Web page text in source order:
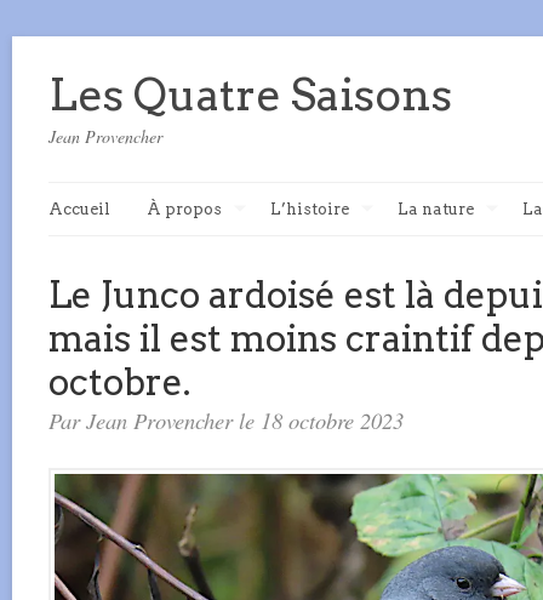
Les Quatre Saisons
Jean Provencher
Accueil À propos L’histoire La nature
Le Junco ardoisé est là
mais il est moins craintif
octobre.
Par Jean Provencher le 18 octobre 2023